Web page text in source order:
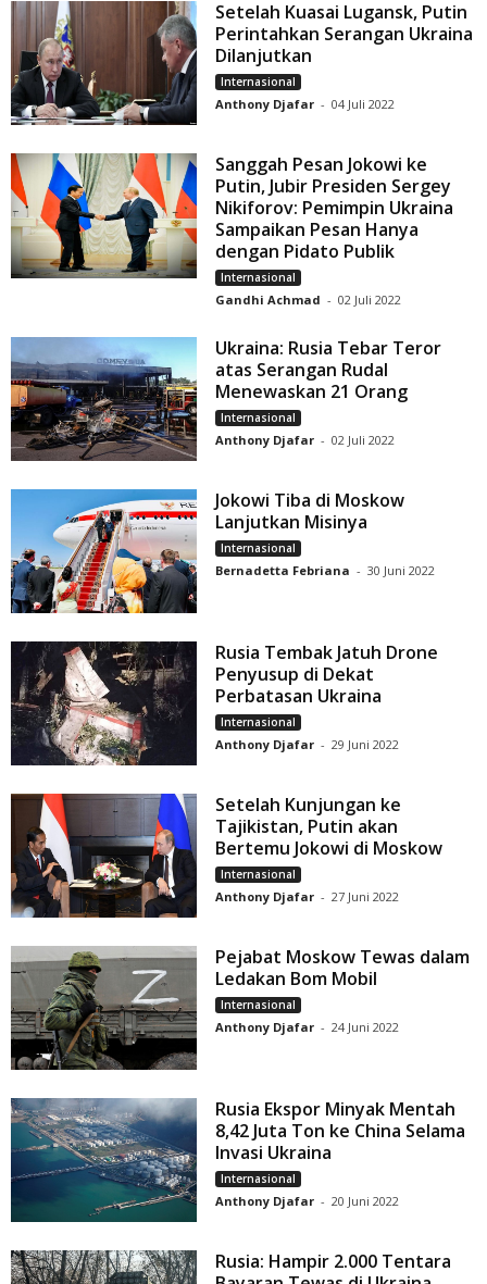
Setelah Kuasai Lugansk, Putin
Perintahkan Serangan Ukraina
Dilanjutkan
Internasional
Anthony Djafar - 04 Juli 2022
Sanggah Pesan Jokowi ke
Putin, Jubir Presiden Sergey
Nikiforov: Pemimpin Ukraina
Sampaikan Pesan Hanya
dengan Pidato Publik
Internasional
Gandhi Achmad - 02 Juli 2022
Ukraina: Rusia Tebar Teror
atas Serangan Rudal
Menewaskan 21 Orang
Internasional
Anthony Djafar - 02 Juli 2022
Jokowi Tiba di Moskow
Lanjutkan Misinya
Internasional
Bernadetta Febriana - 30 Juni 2022
Rusia Tembak Jatuh Drone
Penyusup di Dekat
Perbatasan Ukraina
Internasional
Anthony Djafar - 29 Juni 2022
Setelah Kunjungan ke
Tajikistan, Putin akan
Bertemu Jokowi di Moskow
Internasional
Anthony Djafar - 27 Juni 2022
Pejabat Moskow Tewas dalam
Ledakan Bom Mobil
Internasional
Anthony Djafar - 24 Juni 2022
Rusia Ekspor Minyak Mentah
8,42 Juta Ton ke China Selama
Invasi Ukraina
Internasional
Anthony Djafar - 20 Juni 2022
Rusia: Hampir 2.000 Tentara